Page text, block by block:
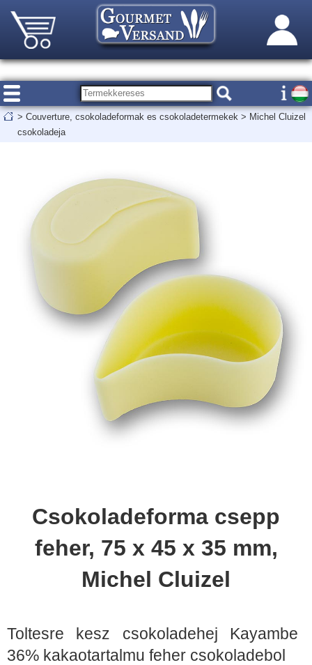
> Couverture, csokoladeformak es csokoladetermekek > Michel Cluizel
csokoladeja
Csokoladeforma csepp
feher, 75 x 45 x 35 mm,
Michel Cluizel
Toltesre kesz csokoladehej Kayambe
36% kakaotartalmu feher csokoladebol